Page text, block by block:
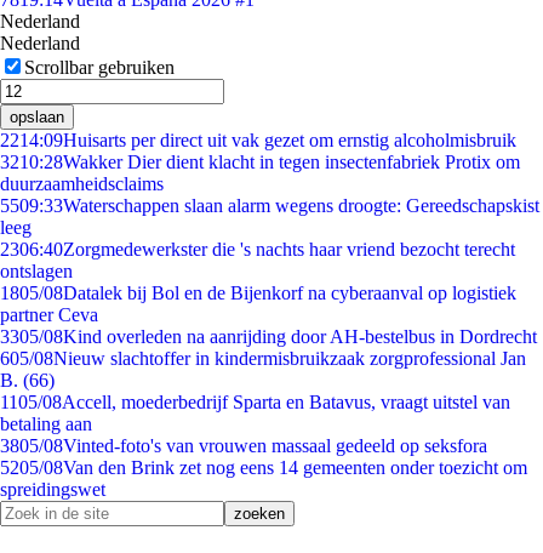
Nederland
Nederland
Scrollbar gebruiken
opslaan
2214:09Huisarts per direct uit vak gezet om ernstig alcoholmisbruik
3210:28Wakker Dier dient klacht in tegen insectenfabriek Protix om
duurzaamheidsclaims
5509:33Waterschappen slaan alarm wegens droogte: Gereedschapskist
leeg
2306:40Zorgmedewerkster die 's nachts haar vriend bezocht terecht
ontslagen
1805/08Datalek bij Bol en de Bijenkorf na cyberaanval op logistiek
partner Ceva
3305/08Kind overleden na aanrijding door AH-bestelbus in Dordrecht
605/08Nieuw slachtoffer in kindermisbruikzaak zorgprofessional Jan
B. (66)
1105/08Accell, moederbedrijf Sparta en Batavus, vraagt uitstel van
betaling aan
3805/08Vinted-foto's van vrouwen massaal gedeeld op seksfora
5205/08Van den Brink zet nog eens 14 gemeenten onder toezicht om
spreidingswet